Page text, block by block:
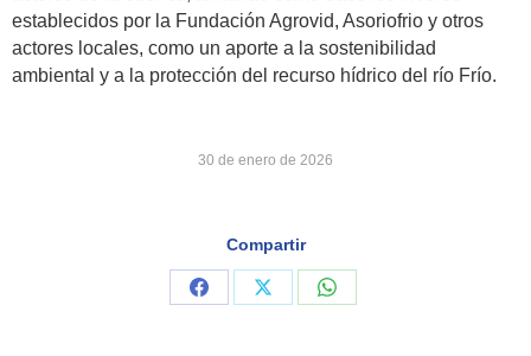
establecidos por la Fundación Agrovid, Asoriofrio y otros
actores locales, como un aporte a la sostenibilidad
ambiental y a la protección del recurso hídrico del río Frío.
30 de enero de 2026
Compartir
Share
Share
Share